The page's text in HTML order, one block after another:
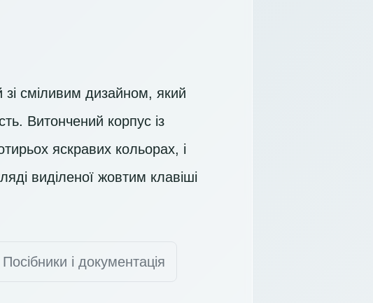
сміливим дизайном, який
Витончений корпус із
яскравих кольорах, і
виділеної жовтим клавіші
Посібники і документація